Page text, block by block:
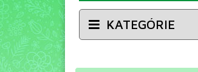
KATEGÓRIE